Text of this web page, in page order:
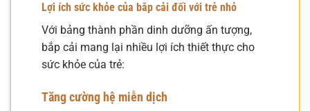
Lợi ích sức khỏe của bắp cải đối với trẻ nhỏ
Với bảng thành phần dinh dưỡng ấn tượng,
bắp cải mang lại nhiều lợi ích thiết thực cho
sức khỏe của trẻ:
Tăng cường hệ miễn dịch